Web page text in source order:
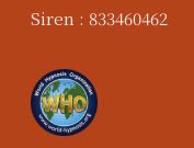
Siren : 833460462